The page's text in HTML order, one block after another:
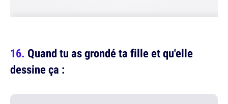
Quand tu as grondé ta fille et qu'elle
dessine ça :